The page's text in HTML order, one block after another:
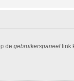
de gebruikerspaneellink